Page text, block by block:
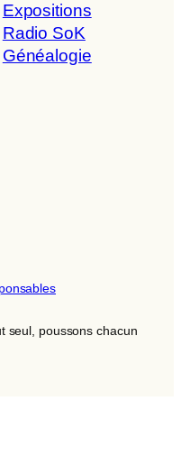
Expositions
Radio SoK
Généalogie
seul, poussons chacun